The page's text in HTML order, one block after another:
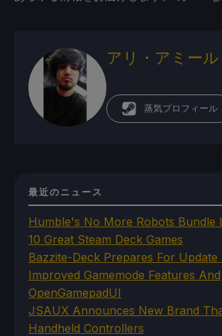
アリ・アミール
蒸気プロフィール
最近のニュース
Humble's No More Robots Bundle
10 Great Steam Deck Games
Bazzite-Deck Prepares For
Improved Gamemode Features And
OpenGamepadUI
JSAUX Announces New Brand
Handheld Controllers